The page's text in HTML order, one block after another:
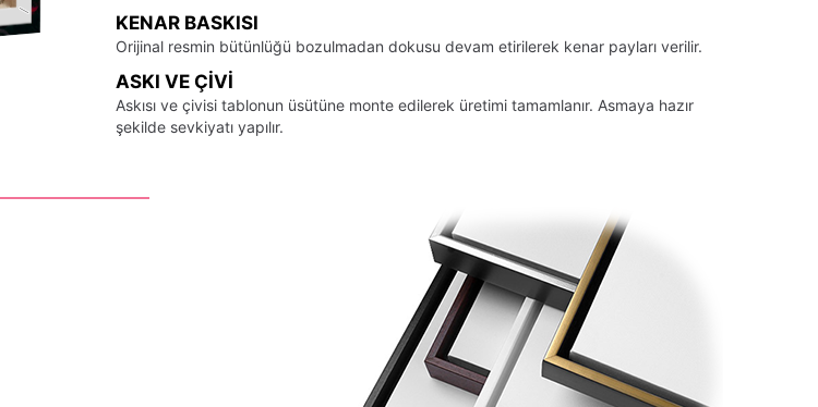
KENAR BASKISI
Orijinal resmin bütünlüğü bozulmadan dokusu devam etirilerek kenar payları verilir.
ASKI VE ÇIVI
Askısı ve çivisi tablonun üsütüne monte edilerek üretimi tamamlanır. Asmaya hazır
şekilde sevkiyatı yapılır.